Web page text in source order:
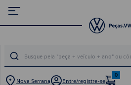
Nova Serrana Entre/registre-se
0